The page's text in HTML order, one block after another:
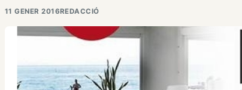
11 GENER 2016REDACCIÓ